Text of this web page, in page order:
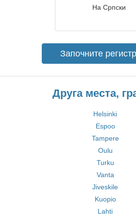
На Српски
Започните
Друга места,
Helsinki
Espoo
Tampere
Oulu
Turku
Vanta
Jiveskile
Kuopio
Lahti